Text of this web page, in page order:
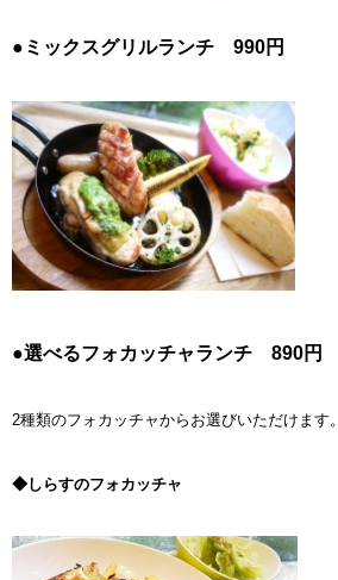
●ミックスグリルランチ 990円
●選べるフォカッチャランチ 890円
2種類のフォカッチャからお選びいただけます。
◆しらすのフォカッチャ